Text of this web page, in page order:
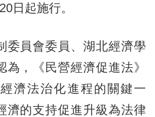
日起施行。
員會委員、湖北經濟學
，《民營經濟促進法》
濟法治化進程的關鍵一
濟的支持促進升級為法律